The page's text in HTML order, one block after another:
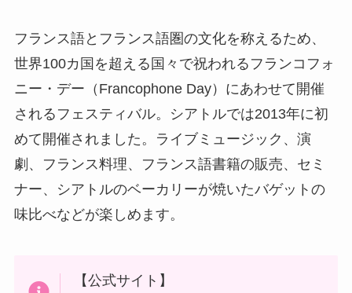
フランス語とフランス語圏の文化を称えるため、
世界100カ国を超える国々で祝われるフランコフォ
ニー・デー（Francophone Day）にあわせて開催
されるフェスティバル。シアトルでは2013年に初
めて開催されました。ライブミュージック、演
劇、フランス料理、フランス語書籍の販売、セミ
ナー、シアトルのベーカリーが焼いたバゲットの
味比べなどが楽しめます。
【公式サイト】